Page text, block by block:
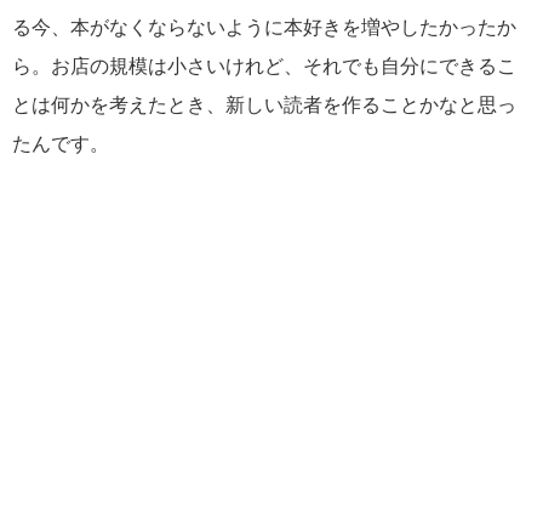
る今、本がなくならないように本好きを増やしたかったか
ら。お店の規模は小さいけれど、それでも自分にできるこ
とは何かを考えたとき、新しい読者を作ることかなと思っ
たんです。